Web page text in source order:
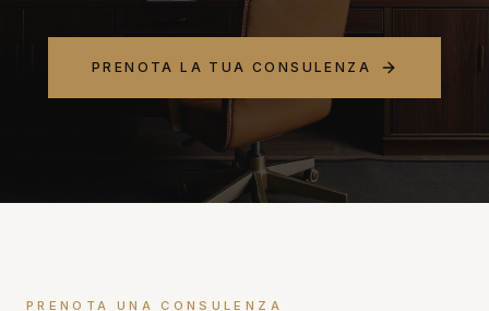
PRENOTA LA TUA CONSULENZA
PRENOTA UNA CONSULENZA